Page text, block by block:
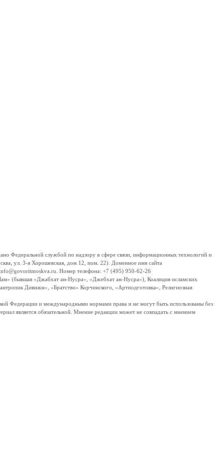
Федеральной службой по надзору в сфере связи, информационных технологий и
ул. 3-я Хорошевская, дом 12, пом. 22). Доменное имя сайта
info@govoritmoskva.ru. Номер телефона: +7 (495) 950-62-26
(бывшая «Джабхат ан-Нусра», «Джебхат ан-Нусра»), Коалиция исламских
Дивижн», «Братство» Корчинского, «Артподготовка», Религиозная
Федерации и международными нормами права и не могут быть использованы без
является обязательной. Мнение редакции может не совпадать с мнением